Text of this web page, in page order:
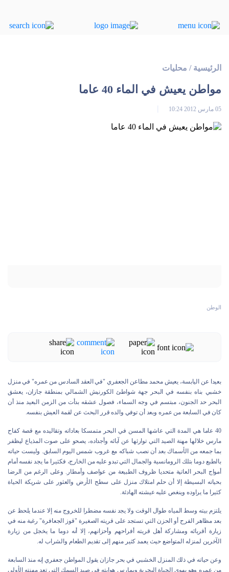
الرئيسية / محليات
مواطن يعيش في الماء 40 عاما
05 مارس 2012 10:24
الوطن
بعيدا عن اليابسة، يعيش محمد مطاعن الجعفري "في العقد السادس من عمره" في منزل
خشبي بناه بنفسه في البحر جهة شواطئ الكورنيش الشمالي بمنطقة جازان، يعشق
البحر حد الجنون، مبتسم في وجه السماء، فصول عشقه بدأت من الزمن البعيد منذ أن
كان في السابعة من عمره وبعد أن توفي والده قرر البحث عن لقمة العيش بنفسه.
40 عاما هي المدة التي عاشها المسن في البحر متمسكا بعاداته وتقاليده مع قصة كفاح
مارس خلالها مهنة الصيد التي توارثها عن آبائه وأجداده، يصحو على صوت المذياع ليظفر
بما جمعه من الأسماك بعد أن نصب شباكه مع غروب شمس اليوم السابق. وليست حياته
بالطبع دوما بتلك الرومانسية والجمال التي تبدو عليه من الخارج، فكثيرا ما يجد نفسه أمام
أمواج البحر العاتية متحديا ظروف الطبيعة من عواصف وأمطار. وعلى الرغم من الرضا
بحياته البسيطة إلا أن حلم امتلاك منزل على سطح الأرض والعثور على شريكة الحياة
كثيرا ما يراوده وينغص عليه عيشته الهادئة.
يلتزم بيته وسط المياه طوال الوقت ولا يجد نفسه مضطرا للخروج منه إلا عندما يلحظ عن
بعد مظاهر الفرح أو الحزن التي تستجد على قريته الصغيرة "قوز الجعافرة" رغبة منه في
زيارة أقربائه ومشاركة أهل قريته أفراحهم وأحزانهم، إلا أنه دوما ما يخجل من زيارة
الآخرين لمنزله المتواضع حيث يعمد كثير منهم إلى تقديم الطعام والشراب له.
وعن حياته في ذلك المنزل الخشبي في بحر جازان يقول المواطن جعفري إنه منذ السابعة
من عمره وهو يهوى الحياة البحرية ويمارس هوايته في صيد السمك التي تعد مهنته الأولى